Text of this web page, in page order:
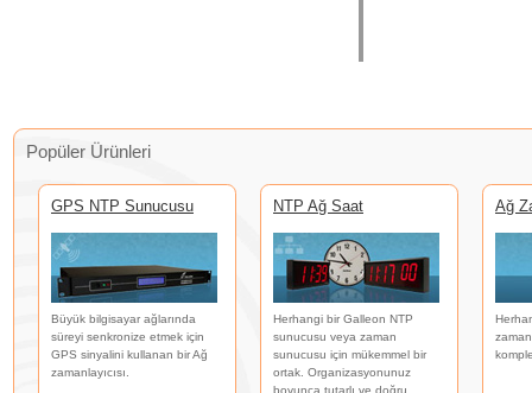
Popüler Ürünleri
GPS NTP Sunucusu
Büyük bilgisayar ağlarında
süreyi senkronize etmek için
GPS sinyalini kullanan bir Ağ
zamanlayıcısı.
NTP Ağ Saat
Herhangi bir Galleon NTP
sunucusu veya zaman
sunucusu için mükemmel bir
ortak. Organizasyonunuz
boyunca tutarlı ve doğru
Ağ